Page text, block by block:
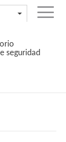
List additional
Menu
seguridad